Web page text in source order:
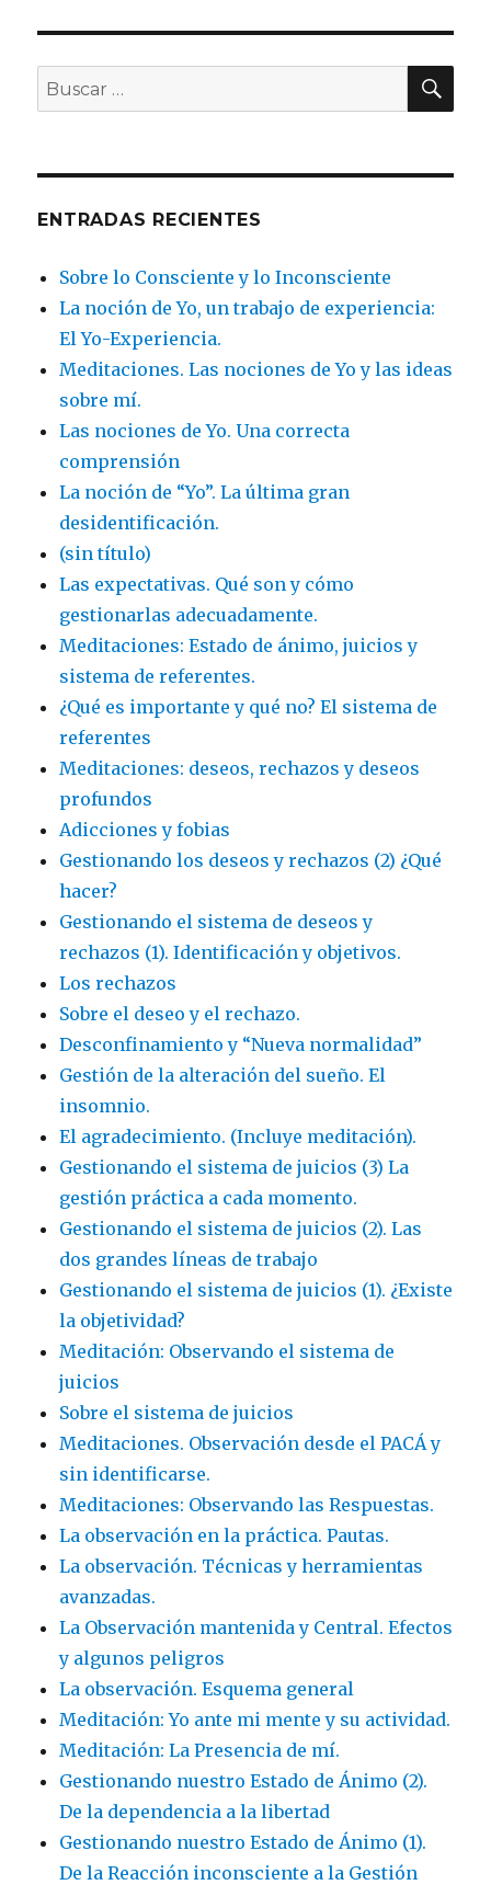
Buscar
por:
ENTRADAS RECIENTES
Sobre lo Consciente y lo Inconsciente
La noción de Yo, un trabajo de experiencia:
El Yo-Experiencia.
Meditaciones. Las nociones de Yo y las ideas
sobre mí.
Las nociones de Yo. Una correcta
comprensión
La noción de “Yo”. La última gran
desidentificación.
(sin título)
Las expectativas. Qué son y cómo
gestionarlas adecuadamente.
Meditaciones: Estado de ánimo, juicios y
sistema de referentes.
¿Qué es importante y qué no? El sistema de
referentes
Meditaciones: deseos, rechazos y deseos
profundos
Adicciones y fobias
Gestionando los deseos y rechazos (2) ¿Qué
hacer?
Gestionando el sistema de deseos y
rechazos (1). Identificación y objetivos.
Los rechazos
Sobre el deseo y el rechazo.
Desconfinamiento y “Nueva normalidad”
Gestión de la alteración del sueño. El
insomnio.
El agradecimiento. (Incluye meditación).
Gestionando el sistema de juicios (3) La
gestión práctica a cada momento.
Gestionando el sistema de juicios (2). Las
dos grandes líneas de trabajo
Gestionando el sistema de juicios (1). ¿Existe
la objetividad?
Meditación: Observando el sistema de
juicios
Sobre el sistema de juicios
Meditaciones. Observación desde el PACÁ y
sin identificarse.
Meditaciones: Observando las Respuestas.
La observación en la práctica. Pautas.
La observación. Técnicas y herramientas
avanzadas.
La Observación mantenida y Central. Efectos
y algunos peligros
La observación. Esquema general
Meditación: Yo ante mi mente y su actividad.
Meditación: La Presencia de mí.
Gestionando nuestro Estado de Ánimo (2).
De la dependencia a la libertad
Gestionando nuestro Estado de Ánimo (1).
De la Reacción inconsciente a la Gestión